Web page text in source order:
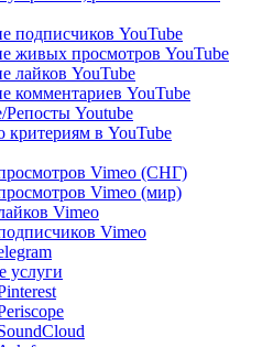
подписчиков YouTube
живых просмотров YouTube
лайков YouTube
комментариев YouTube
Репосты Youtube
критериям в YouTube
Vimeo (СНГ)
Vimeo (мир)
Vimeo
Vimeo
услуги